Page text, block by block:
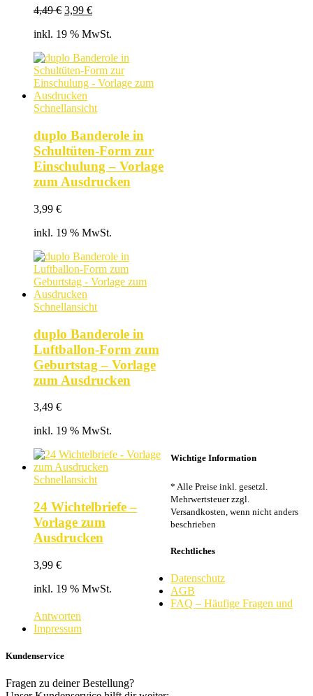
4,49€ Ursprünglicher
war:
3,99 €Aktueller
ist:
inkl. 19 % MwSt.
Schnellansicht
duplo Banderole in
Schultüten-Form zur
Einschulung – Vorlage
zum Ausdrucken
3,99 €
inkl. 19 % MwSt.
Schnellansicht
duplo Banderole in
Luftballon-Form zum
Geburtstag – Vorlage
zum Ausdrucken
3,49 €
inkl. 19 % MwSt.
Schnellansicht
24 Wichtelbriefe –
Vorlage zum
Ausdrucken
3,99 €
inkl. 19 % MwSt.
Wichtige Information
* Alle Preise inkl. gesetzl.
Mehrwertsteuer zzgl.
Versandkosten, wenn nicht anders
beschrieben
Rechtliches
Datenschutz
AGB
FAQ – Häufige Fragen und
Antworten
Impressum
Kundenservice
Fragen zu deiner Bestellung?